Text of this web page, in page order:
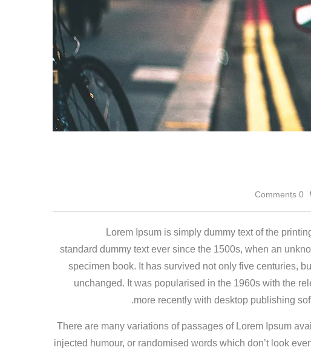
0 Comments
Lorem Ipsum is simply dummy text of the
standard dummy text ever since the 1500s, when an
specimen book. It has survived not only five centuries,
unchanged. It was popularised in the 1960s with the
more recently with desktop publishing
There are many variations of passages of Lorem Ipsum
injected humour, or randomised words which don’t look